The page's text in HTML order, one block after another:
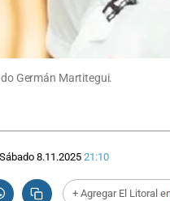
Germán Martitegui.
Sábado 8.11.2025 21:10
+ Agregar El Litoral